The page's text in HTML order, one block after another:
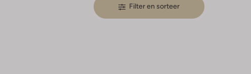
Filter en sorteer